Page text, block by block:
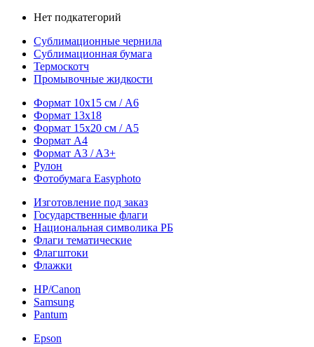
Нет подкатегорий
Сублимационные чернила
Сублимационная бумага
Термоскотч
Промывочные жидкости
Формат 10х15 см / A6
Формат 13х18
Формат 15х20 см / A5
Формат А4
Формат A3 / A3+
Рулон
Фотобумага Easyphoto
Изготовление под заказ
Государственные флаги
Национальная символика РБ
Флаги тематические
Флагштоки
Флажки
HP/Canon
Samsung
Pantum
Epson